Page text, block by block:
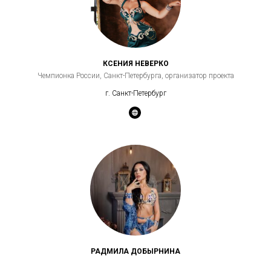
КСЕНИЯ НЕВЕРКО
Чемпионка России, Санкт-Петербурга, организатор проекта
г. Санкт-Петербург
РАДМИЛА ДОБЫРНИНА